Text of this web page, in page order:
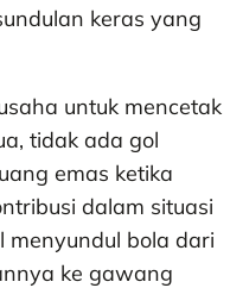
keras yang
untuk mencetak
tidak ada gol
emas ketika
dalam situasi
menyundul bola dari
ke gawang